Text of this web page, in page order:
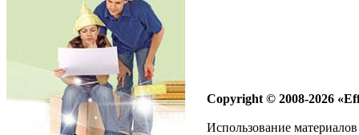
Copyright © 2008-2026
Использование